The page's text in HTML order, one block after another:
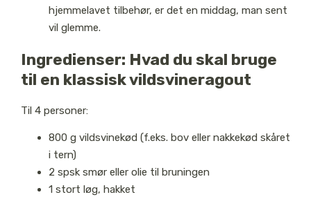
hjemmelavet tilbehør, er det en middag, man sent
vil glemme.
Ingredienser: Hvad du skal bruge
til en klassisk vildsvineragout
Til 4 personer:
800 g vildsvinekød (f.eks. bov eller nakkekød skåret
i tern)
2 spsk smør eller olie til bruningen
1 stort løg, hakket